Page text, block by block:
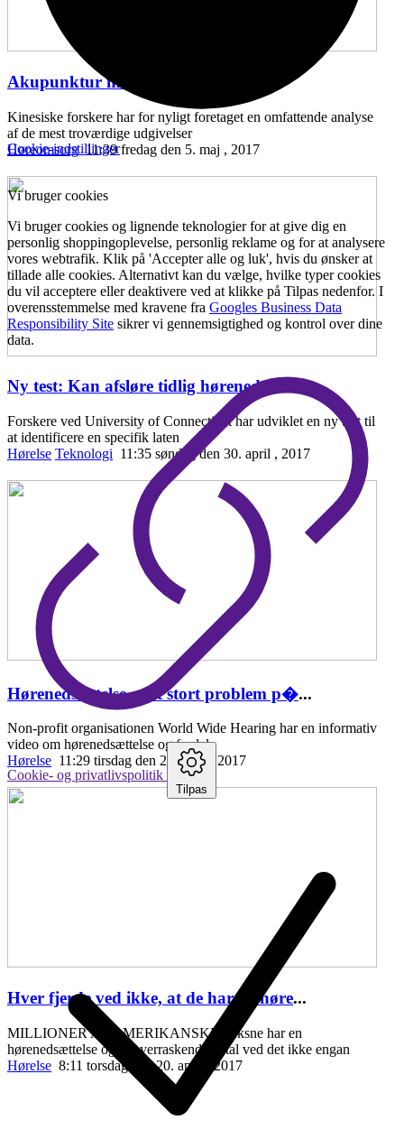
Akupunktur mod hørenedsættelse
Kinesiske forskere har for nyligt foretaget en omfattende analyse
af de mest troværdige udgivelser
Høreomsorg 11:39 fredag den 5. maj , 2017
Ny test: Kan afsløre tidlig hørenedsæ
Forskere ved University of Connecticut har udviklet en ny test til
at identificere en specifik laten
Hørelse Teknologi 11:35 søndag den 30. april , 2017
Hørenedsættelse er et stort problem p�...
Non-profit organisationen World Wide Hearing har en informativ
video om hørenedsættelse og fordele
Hørelse 11:29 tirsdag den 25. april , 2017
Hver fjerde ved ikke, at de har en høre...
MILLIONER AF AMERIKANSKE voksne har en
hørenedsættelse og et overraskende antal ved det ikke engan
Hørelse 8:11 torsdag den 20. april , 2017
Cookie-indstillinger
Vi bruger cookies
Vi bruger cookies og lignende teknologier for at give dig en
personlig shoppingoplevelse, personlig reklame og for at analysere
vores webtrafik. Klik på 'Accepter alle og luk', hvis du ønsker at
tillade alle cookies. Alternativt kan du vælge, hvilke typer cookies
du vil acceptere eller deaktivere ved at klikke på Tilpas nedenfor. I
overensstemmelse med kravene fra Googles Business Data
Responsibility Site sikrer vi gennemsigtighed og kontrol over dine
data.
Cookie- og privatlivspolitik
Tilpas